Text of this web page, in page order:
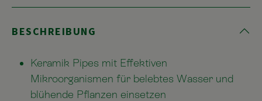
BESCHREIBUNG
Keramik Pipes mit Effektiven
Mikroorganismen für belebtes Wasser und
blühende Pflanzen einsetzen